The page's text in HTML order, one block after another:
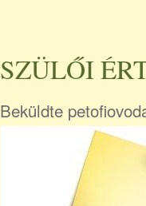
SZÜLŐI
Beküldte